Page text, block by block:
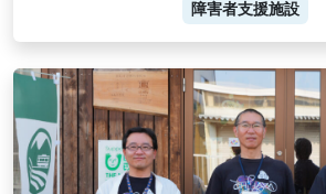
障害者支援施設